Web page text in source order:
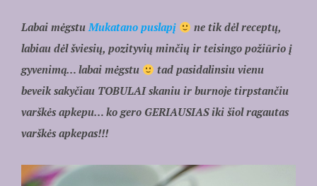
Labai mėgstuMukatano puslapį
ne tik dėl receptų,
labiau dėl šviesių, pozityvių minčių ir teisingo požiūrio į
gyvenimą… labai mėgstu
tad pasidalinsiu vienu
beveik sakyčiau TOBULAI skaniu ir burnoje tirpstančiu
varškės apkepu… ko gero GERIAUSIAS iki šiol ragautas
varškės apkepas!!!